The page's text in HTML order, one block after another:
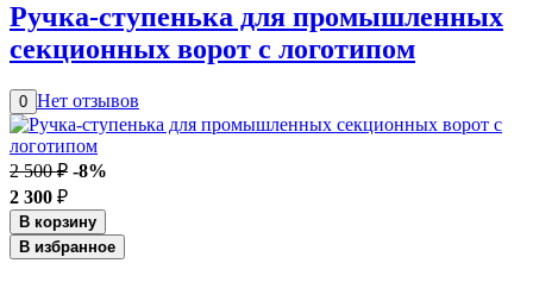
Ручка-ступенька для промышленных
секционных ворот с логотипом
0 Нет отзывов
2 500 ₽ -8%
2 300 ₽
В корзину
В избранное